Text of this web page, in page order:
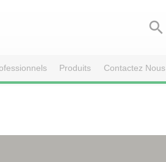

Produits Contactez Nous